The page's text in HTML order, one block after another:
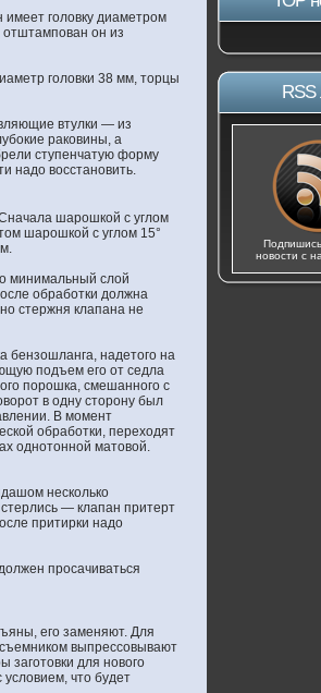
головку диаметром
он из
головки 38 мм, торцы
втулки — из
раковины, а
ступенчатую форму
надо восстановить.
шарошкой с углом
шарошкой с углом 15°
минимальный слой
обработки должна
стержня клапана не
бензошланга, надетого на
подъем его от седла
порошка, смешанного с
в одну сторону был
В момент
обработки, переходят
однотонной матовой.
несколько
— клапан притерт
притирки надо
просачиваться
его заменяют. Для
выпрессовывают
заготовки для нового
что будет
RSS
новости с